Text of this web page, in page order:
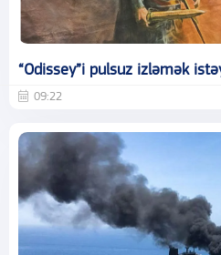
“Odissey”i pulsuz izləmək
09:22